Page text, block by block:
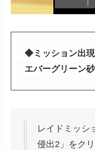
◆ミッション出
エバーグリーン
レイドミッシ
侵出2」をク